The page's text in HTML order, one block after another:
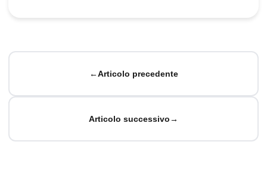
←Articolo precedente
Articolo successivo→